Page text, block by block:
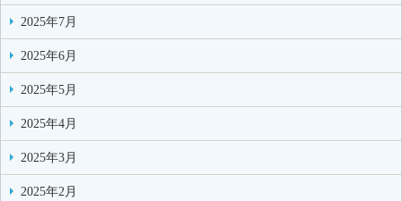
2025年7月
2025年6月
2025年5月
2025年4月
2025年3月
2025年2月